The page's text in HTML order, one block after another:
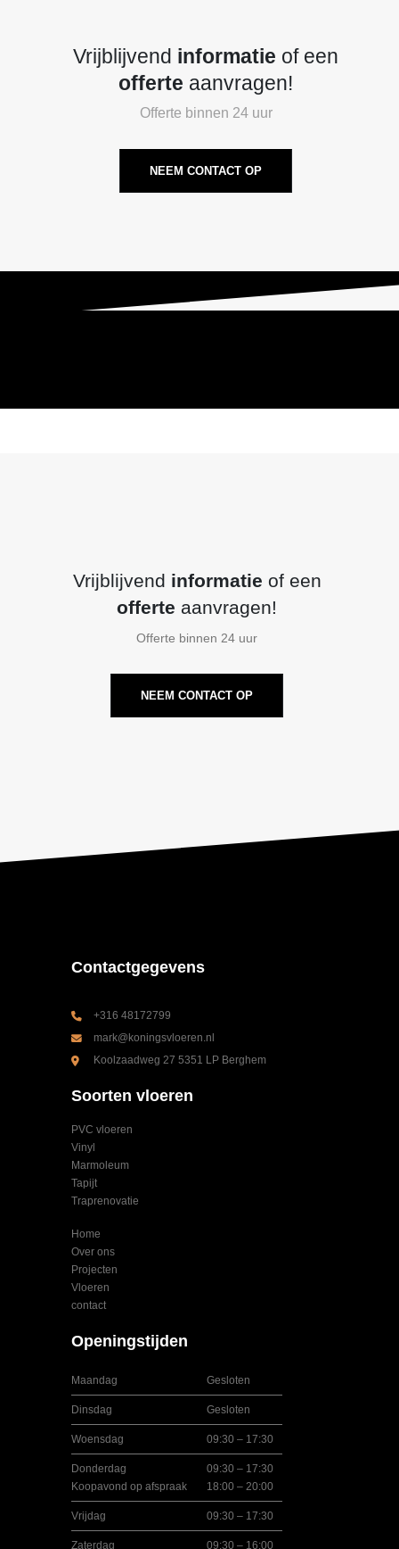
Vrijblijvend informatie of een
offerte aanvragen!
Offerte binnen 24 uur
NEEM CONTACT OP
Vrijblijvend informatie of een
offerte aanvragen!
Offerte binnen 24 uur
NEEM CONTACT OP
Contactgegevens
+316 48172799
mark@koningsvloeren.nl
Koolzaadweg 27 5351 LP Berghem
Soorten vloeren
PVC vloeren
Vinyl
Marmoleum
Tapijt
Traprenovatie
Home
Over ons
Projecten
Vloeren
contact
Openingstijden
Maandag Gesloten
Dinsdag Gesloten
Woensdag 09:30 – 17:30
Donderdag
Koopavond op afspraak
09:30 – 17:30
18:00 – 20:00
Vrijdag 09:30 – 17:30
Zaterdag 09:30 – 16:00